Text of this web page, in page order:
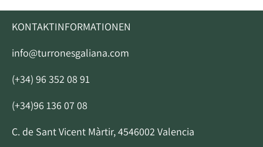
KONTAKTINFORMATIONEN
info@turronesgaliana.com
(+34) 96 352 08 91
(+34)96 136 07 08
C. de Sant Vicent Màrtir, 4546002 Valencia